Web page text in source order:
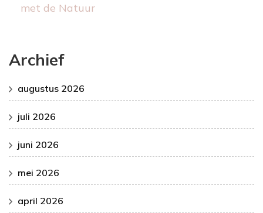
met de Natuur
Archief
augustus 2026
juli 2026
juni 2026
mei 2026
april 2026